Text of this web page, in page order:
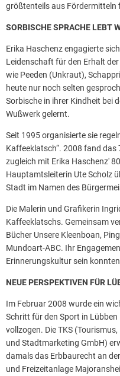
größtenteils aus Fördermitteln
SORBISCHE SPRACHE LEBT
Erika Haschenz engagierte
Leidenschaft für den Erhalt
wie Peeden (Unkraut),
heute nur noch selten
Sorbische in ihrer Kindheit bei
Wußwerk gelernt.
Seit 1995 organisierte sie
Kaffeeklatsch“. 2008 fand
zugleich mit Erika Haschenz'
Hauptamtsleiterin Ute Scholz
Stadt im Namen des
Die Malerin und Grafikerin
Kaffeeklatschs. Gemeinsam
Bücher Unsere Kleenboan,
Mundoart-ABC. Ihr
Erinnerungskultur sein
NEUE PERSPEKTIVEN FÜR
Im Februar 2008 wurde ein
Schritt für den Sport in Lübben
vollzogen. Die TKS
und Stadtmarketing GmbH)
damals das Erbbaurecht an
und Freizeitanlage